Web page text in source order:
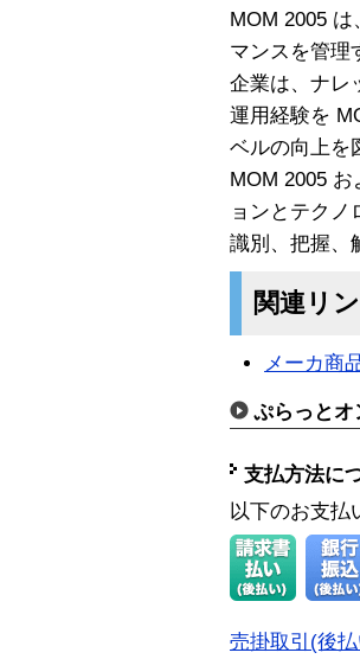
MOM 2005
マンスを管理
企業は、ナレ
運用経験を
ベルの向上を
MOM 2005
ョンとテク
識別、把握、
関連リ
メーカ商
ぷらっと
支払方法に
以下のお支払
売掛取引(後